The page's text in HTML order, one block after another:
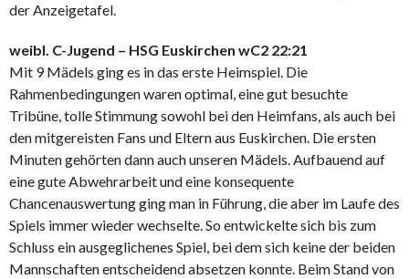
der Anzeigetafel.
weibl. C-Jugend – HSG Euskirchen wC2 22:21
Mit 9 Mädels ging es in das erste Heimspiel. Die
Rahmenbedingungen waren optimal, eine gut besuchte
Tribüne, tolle Stimmung sowohl bei den Heimfans, als auch bei
den mitgereisten Fans und Eltern aus Euskirchen. Die ersten
Minuten gehörten dann auch unseren Mädels. Aufbauend auf
eine gute Abwehrarbeit und eine konsequente
Chancenauswertung ging man in Führung, die aber im Laufe des
Spiels immer wieder wechselte. So entwickelte sich bis zum
Schluss ein ausgeglichenes Spiel, bei dem sich keine der beiden
Mannschaften entscheidend absetzen konnte. Beim Stand von